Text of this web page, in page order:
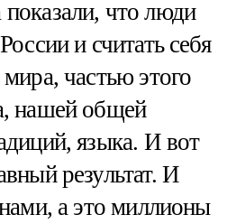
что люди
и считать себя
частью этого
нашей общей
языка. И вот
результат. И
а это миллионы